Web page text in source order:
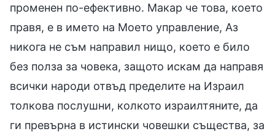
променен по-ефективно. Макар че това, което
правя, е в името на Моето управление, Аз
никога не съм направил нищо, което е било
без полза за човека, защото искам да направя
всички народи отвъд пределите на Израил
толкова послушни, колкото израилтяните, да
ги превърна в истински човешки същества, за